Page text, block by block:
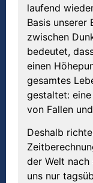
laufend
Basis unserer
zwischen
bedeutet,
einen
gesamtes
gestaltet:
von Fallen
Deshalb
der Welt
uns nur